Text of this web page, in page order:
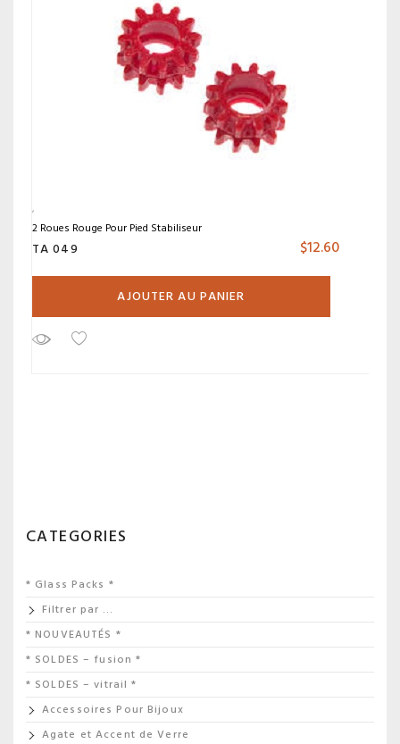
2 Roues Rouge Pour Pied Stabiliseur
TA 049 $12.60
AJOUTER AU PANIER
CATEGORIES
* Glass Packs *
Filtrer par …
* NOUVEAUTÉS *
* SOLDES – fusion *
* SOLDES – vitrail *
Accessoires Pour Bijoux
Agate et Accent de Verre